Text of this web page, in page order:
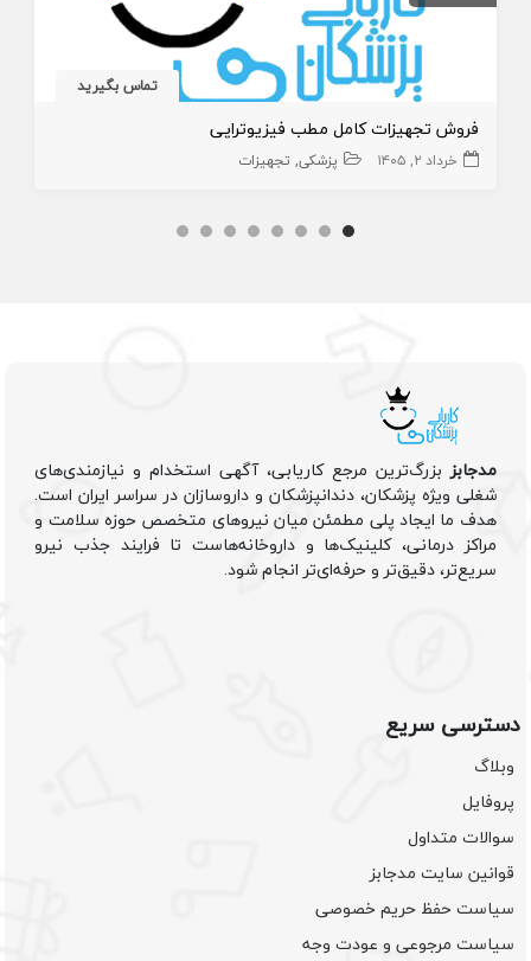
تماس بگیرید
فروش تجهیزات کامل مطب فیزیوتراپی
خرداد ۲, ۱۴۰۵ پزشکی تجهیزات
مدجابزبزرگ‌ترین مرجع کاریابی، آگهی استخدام و نیازمندی‌های
شغلی ویژه پزشکان، دندانپزشکان و داروسازان در سراسر ایران است.
هدف ما ایجاد پلی مطمئن میان نیروهای متخصص حوزه سلامت و
مراکز درمانی، کلینیک‌ها و داروخانه‌هاست تا فرایند جذب نیرو
سریع‌تر، دقیق‌تر و حرفه‌ای‌تر انجام شود.
دسترسی سریع
وبلاگ
پروفایل
سوالات متداول
قوانین سایت مدجابز
سیاست حفظ حریم خصوصی
سیاست مرجوعی و عودت وجه